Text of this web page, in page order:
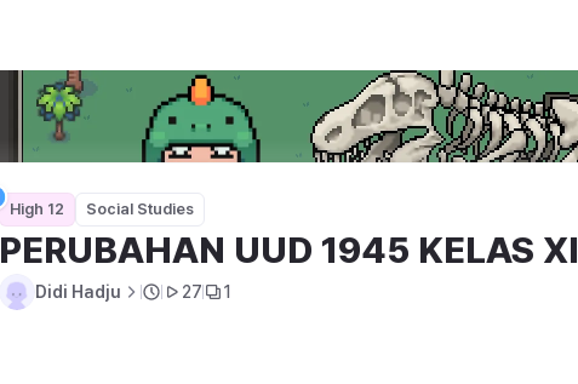
High 12 Social Studies
PERUBAHAN UUD 1945 KELAS XI
Didi Hadju 27 1